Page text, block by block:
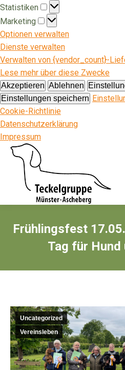
Statistiken
Statistiken
Marketing
Marketing
Optionen verwalten
Dienste verwalten
Verwalten von {vendor_count}-
Lese mehr über diese Zwecke
Akzeptieren Ablehnen
Einstellungen speichern
Cookie-Richtlinie
Datenschutzerklärung
Impressum
Frühlingsfest
Tag für Hund
Uncategorized
Vereinsleben